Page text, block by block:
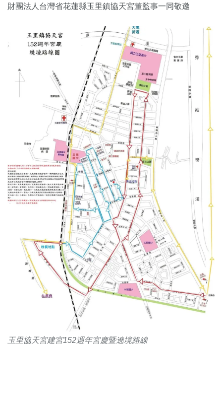
財團法人台灣省花蓮縣玉里鎮協天宮董監事一同敬邀
玉里協天宮建宮152週年宮慶暨遶境路線